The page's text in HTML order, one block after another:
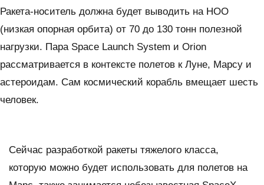
Ракета-носитель должна будет выводить на НОО
(низкая опорная орбита) от 70 до 130 тонн полезной
нагрузки. Пара Space Launch System и Orion
рассматривается в контексте полетов к Луне, Марсу и
астероидам. Сам космический корабль вмещает шесть
человек.
Сейчас разработкой ракеты тяжелого класса,
которую можно будет использовать для полетов на